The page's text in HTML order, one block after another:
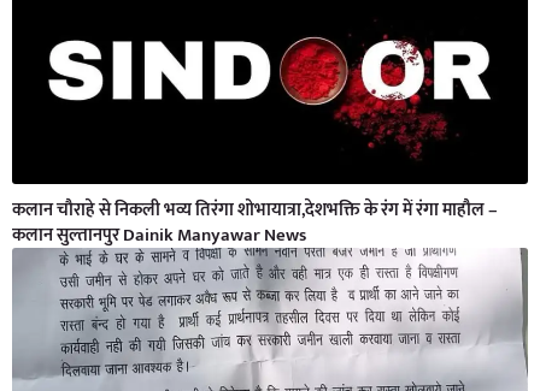
कलान चौराहे से निकली भव्य तिरंगा शोभायात्रा,देशभक्ति के रंग में रंगा माहौल –
कलान सुल्तानपुर Dainik Manyawar News